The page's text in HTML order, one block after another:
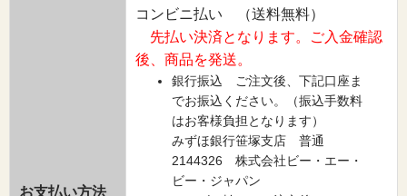
お支払い方法
コンビニ払い （送料無料）
先払い決済となります。ご入金確認
後、商品を発送。
銀行振込 ご注文後、下記口座ま
でお振込ください。（振込手数料
はお客様負担となります）
みずほ銀行笹塚支店 普通
2144326 株式会社ビー・エー・
ビー・ジャパン